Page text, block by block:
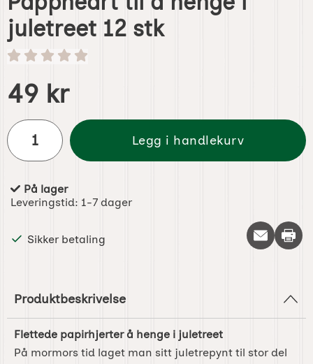
juletreet 12 stk
Handle dette produktet, Pappheart til å henge i juletreet
pris
49 kr
antall
Legg i handlekurv
Produkttilgjengelighet:
På lager
Leveringstid: 1-7 dager
Sikker betaling Skriv
Produktbeskrivelse
Flettede papirhjerter å henge i juletreet
På mormors tid laget man sitt juletrepynt til stor del